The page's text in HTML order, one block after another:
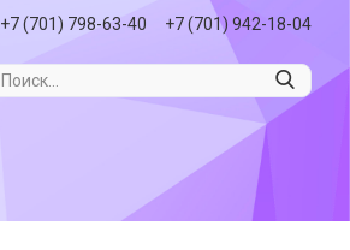
+7 (701) 798-63-40 +7 (701) 942-18-04